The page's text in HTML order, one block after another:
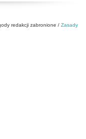
redakcji zabronione / Zasady